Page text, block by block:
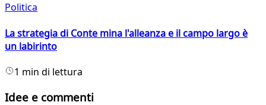
Politica
La strategia di Conte mina l'alleanza e il campo largo è
un labirinto
1 min di lettura
Idee e commenti